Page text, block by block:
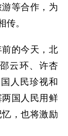
等合作，为
传。
的今天，北
云环、许杏
人民珍视和
国人民用鲜
，也将激励